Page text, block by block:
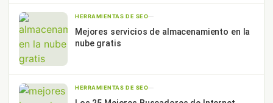
HERRAMIENTAS DE SEO—
Mejores servicios de almacenamiento en la
nube gratis
HERRAMIENTAS DE SEO—